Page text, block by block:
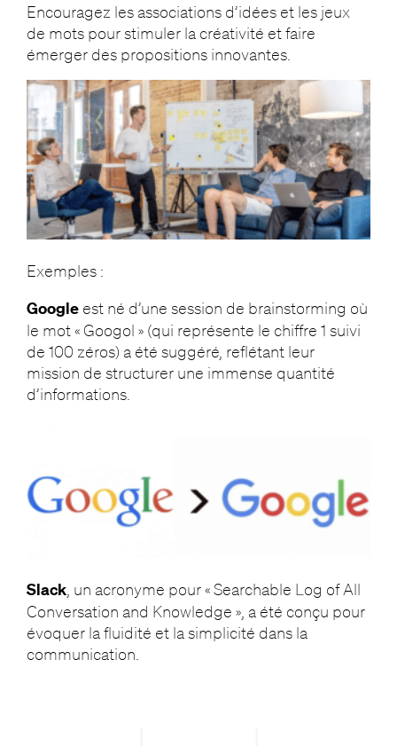
Encouragez les associations d’idées et les jeux
de mots pour stimuler la créativité et faire
émerger des propositions innovantes.
Exemples :
Googleest né d’une session de brainstorming où
le mot « Googol » (qui représente le chiffre 1 suivi
de 100 zéros) a été suggéré, reflétant leur
mission de structurer une immense quantité
d’informations.
Slack, un acronyme pour « Searchable Log of All
Conversation and Knowledge », a été conçu pour
évoquer la fluidité et la simplicité dans la
communication.